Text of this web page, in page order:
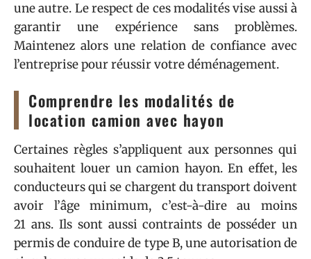
une autre. Le respect de ces modalités vise aussi à
garantir une expérience sans problèmes.
Maintenez alors une relation de confiance avec
l’entreprise pour réussir votre déménagement.
Comprendre les modalités de
location camion avec hayon
Certaines règles s’appliquent aux personnes qui
souhaitent louer un camion hayon. En effet, les
conducteurs qui se chargent du transport doivent
avoir l’âge minimum, c’est-à-dire au moins
21 ans. Ils sont aussi contraints de posséder un
permis de conduire de type B, une autorisation de